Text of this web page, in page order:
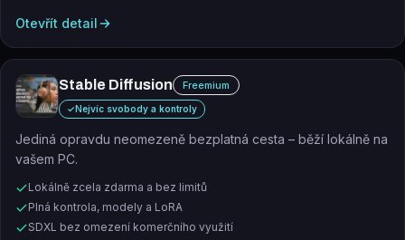
Otevřít detail
Stable Diffusion Freemium
✓Nejvíc svobody a kontroly
Jediná opravdu neomezeně bezplatná cesta – běží lokálně na
vašem PC.
Lokálně zcela zdarma a bez limitů
Plná kontrola, modely a LoRA
SDXL bez omezení komerčního využití